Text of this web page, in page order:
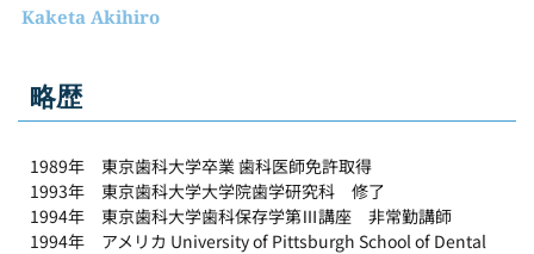
Kaketa Akihiro
略歴
1989年　東京歯科大学卒業 歯科医師免許取得
1993年　東京歯科大学大学院歯学研究科　修了
1994年　東京歯科大学歯科保存学第Ⅲ講座　非常勤講師
1994年　アメリカ University of Pittsburgh School of Dental